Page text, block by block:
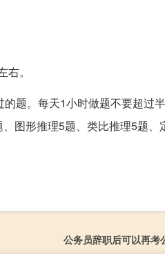
。
题。每天1小时做题不要超过
图形推理5题、类比推理5题、
公务员辞职后可以再考